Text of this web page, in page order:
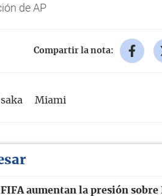
de AP
Compartir la nota:
Miami
aumentan la presión